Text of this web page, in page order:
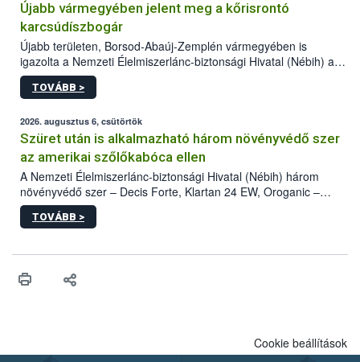
Újabb vármegyében jelent meg a kőrisrontó
karcsúdíszbogár
Újabb területen, Borsod-Abaúj-Zemplén vármegyében is
igazolta a Nemzeti Élelmiszerlánc-biztonsági Hivatal (Nébih) a
kőrisrontó karcsúdíszbogár (Agrilus planipennis) jelenlétét. A
kártevőt nem csak színcsapdában találták meg, de már fertőzött
az intenzív felderítést, emellett az intézkedéseket a szlovák
hatósággal is összehangolják a terjedés megállítása érdekében.
TOVÁBB >
2026. augusztus 6, csütörtök
Szüret után is alkalmazható három növényvédő szer
az amerikai szőlőkabóca ellen
A Nemzeti Élelmiszerlánc-biztonsági Hivatal (Nébih) három
növényvédő szer – Decis Forte, Klartan 24 EW, Oroganic –
engedélyokiratát módosította, így azok a szüretet követően,
egészen a vesszőérettség (BBCH 91) stádiumáig
érésű szőlőkben is legyen lehetőség a károsító elleni további
felhasználók számára is elérhető és ökológiai termesztésben is
TOVÁBB >
Cookie beállítások